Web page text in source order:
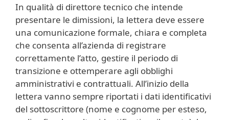
In qualità di direttore tecnico che intende
presentare le dimissioni, la lettera deve essere
una comunicazione formale, chiara e completa
che consenta all’azienda di registrare
correttamente l’atto, gestire il periodo di
transizione e ottemperare agli obblighi
amministrativi e contrattuali. All’inizio della
lettera vanno sempre riportati i dati identificativi
del sottoscrittore (nome e cognome per esteso,